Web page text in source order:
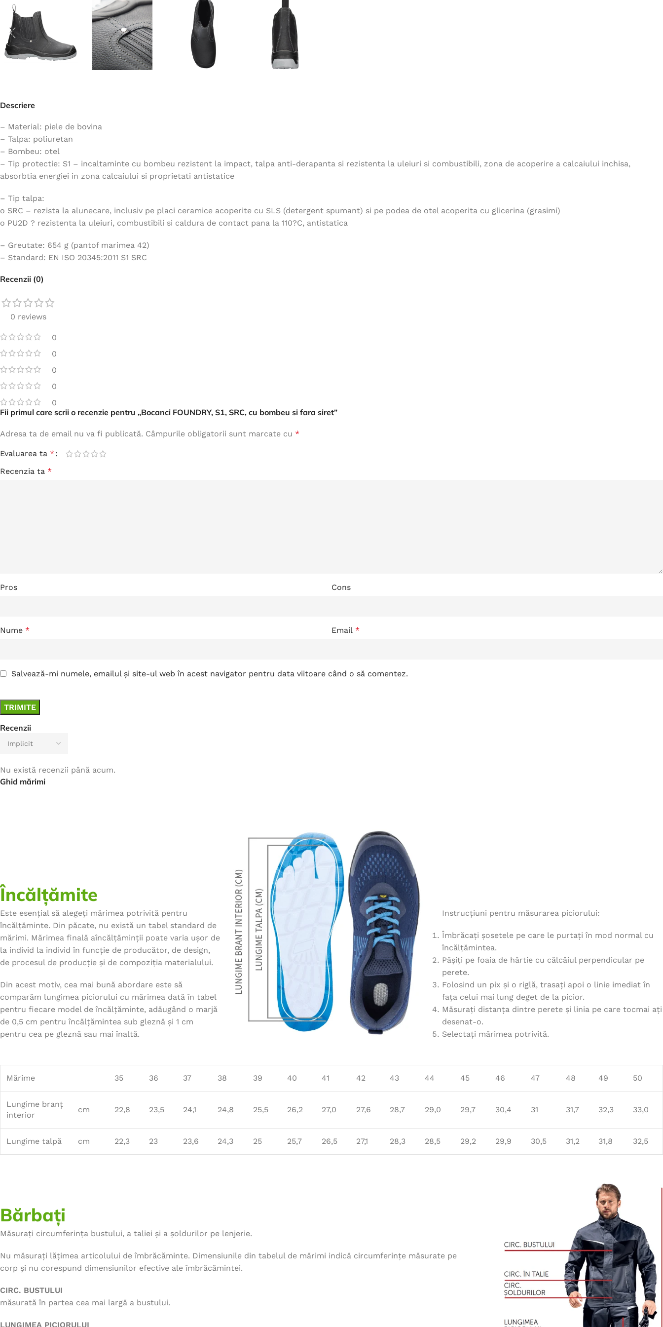
Hanorace
Veste
Tricouri
Combinezoane
Halate
Șorțuri
Accesorii
17,00lei
Descriere
– Material: piele de bovina
– Talpa: poliuretan
– Bombeu: otel
– Tip protectie: S1 – incaltaminte cu bombeu rezistent la impact, talpa anti-derapanta si rezistenta la uleiuri si combustibili, zona de acoperire a calcaiului inchisa,
absorbtia energiei in zona calcaiului si proprietati antistatice
– Tip talpa:
o SRC – rezista la alunecare, inclusiv pe placi ceramice acoperite cu SLS (detergent spumant) si pe podea de otel acoperita cu glicerina (grasimi)
o PU2D ? rezistenta la uleiuri, combustibili si caldura de contact pana la 110?C, antistatica
– Greutate: 654 g (pantof marimea 42)
– Standard: EN ISO 20345:2011 S1 SRC
Recenzii (0)
0 reviews
0
0
0
0
0
Recenzii
Nu există recenzii până acum.
Fii primul care scrii o recenzie pentru „Bocanci FOUNDRY, S1, SRC, cu bombeu si fara siret”
Adresa ta de email nu va fi publicată. Câmpurile obligatorii sunt marcate cu *
Evaluarea ta *
Recenzia ta *
Pros Cons
Nume * Email *
Salvează-mi numele, emailul și site-ul web în acest navigator pentru data viitoare când o să comentez.
Ghid mărimi
Încălțămite
Este esențial să alegeți mărimea potrivită pentru
încălțăminte. Din păcate, nu există un tabel standard de
mărimi. Mărimea finală aîncălțăminții poate varia ușor de
la individ la individ în funcție de producător, de design,
de procesul de producție și de compoziția materialului.
Din acest motiv, cea mai bună abordare este să
comparăm lungimea piciorului cu mărimea dată în tabel
pentru fiecare model de încălțăminte, adăugând o marjă
de 0,5 cm pentru încălțămintea sub gleznă și 1 cm
pentru cea pe gleznă sau mai înaltă.
Instrucțiuni pentru măsurarea piciorului:
Îmbrăcați șosetele pe care le purtați în mod normal cu
încălțămintea.
Pășiți pe foaia de hârtie cu călcâiul perpendicular pe
perete.
Folosind un pix și o riglă, trasați apoi o linie imediat în
fața celui mai lung deget de la picior.
Măsurați distanța dintre perete și linia pe care tocmai ați
desenat-o.
Selectați mărimea potrivită.
Mărime 35 36 37 38 39 40 41 42 43 44 45 46 47 48 49 50
Lungime branț
interior
cm 22,8 23,5 24,1 24,8 25,5 26,2 27,0 27,6 28,7 29,0 29,7 30,4 31 31,7 32,3 33,0
Lungime talpă cm 22,3 23 23,6 24,3 25 25,7 26,5 27,1 28,3 28,5 29,2 29,9 30,5 31,2 31,8 32,5
Bărbați
Măsurați circumferința bustului, a taliei și a șoldurilor pe lenjerie.
Nu măsurați lățimea articolului de îmbrăcăminte. Dimensiunile din tabelul de mărimi indică circumferințe măsurate pe
corp și nu corespund dimensiunilor efective ale îmbrăcămintei.
CIRC. BUSTULUI
măsurată în partea cea mai largă a bustului.
LUNGIMEA PICIORULUI